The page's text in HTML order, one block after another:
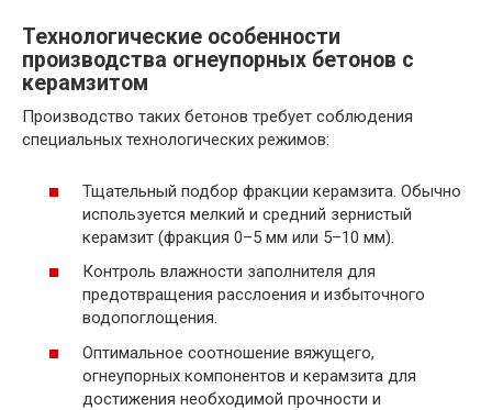
Технологические особенности
производства огнеупорных бетонов с
керамзитом
Производство таких бетонов требует соблюдения
специальных технологических режимов:
Тщательный подбор фракции керамзита. Обычно
используется мелкий и средний зернистый
керамзит (фракция 0–5 мм или 5–10 мм).
Контроль влажности заполнителя для
предотвращения расслоения и избыточного
водопоглощения.
Оптимальное соотношение вяжущего,
огнеупорных компонентов и керамзита для
достижения необходимой прочности и